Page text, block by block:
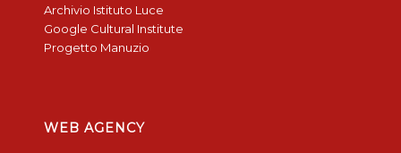
Archivio Istituto Luce
Google Cultural Institute
Progetto Manuzio
WEB AGENCY